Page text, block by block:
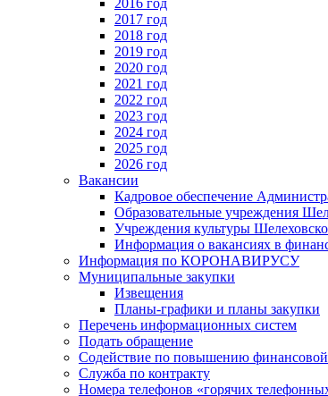
2017 год
2018 год
2019 год
2020 год
2021 год
2022 год
2023 год
2024 год
2025 год
2026 год
Вакансии
Кадровое обеспечение
Образовательные учреждения
Учреждения культуры
Информация о вакансиях в
Информация по КОРОНАВИРУСУ
Муниципальные закупки
Извещения
Планы-графики и планы закупки
Перечень информационных систем
Подать обращение
Содействие по повышению финансовой
Служба по контракту
Номера телефонов «горячих